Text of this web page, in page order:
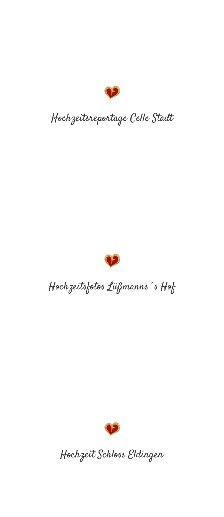
Hochzeitsreportage Celle Stadt
Hochzeitsfotos Lüßmanns´s Hof
Hochzeit Schloss Eldingen